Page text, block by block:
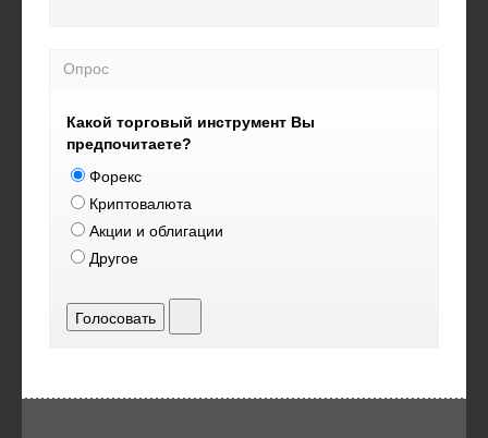
Опрос
Какой торговый инструмент Вы
предпочитаете?
Форекс
Криптовалюта
Акции и облигации
Другое
Голосовать